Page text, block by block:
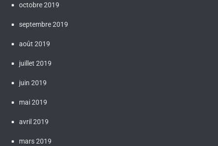
octobre 2019
septembre 2019
août 2019
juillet 2019
juin 2019
mai 2019
avril 2019
mars 2019